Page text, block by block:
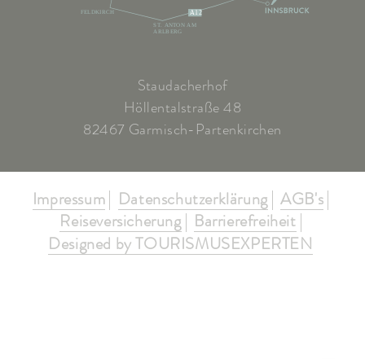
A12
ST. ANTON AM
ARLBERG
FELDKIRCH
Staudacherhof
Höllentalstraße 48
82467 Garmisch-Partenkirchen
Impressum Datenschutzerklärung
AGB's
Reiseversicherung
Barrierefreiheit
Designed by TOURISMUSEXPERTEN